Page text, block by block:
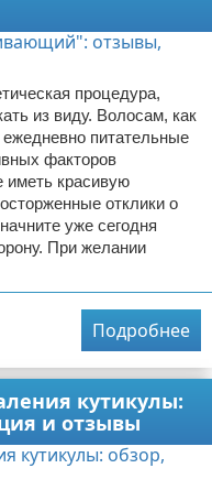
процедура,
из виду. Волосам, как
питательные
факторов
красивую
отклики о
уже сегодня
При желании
Подробнее
кутикулы:
и отзывы